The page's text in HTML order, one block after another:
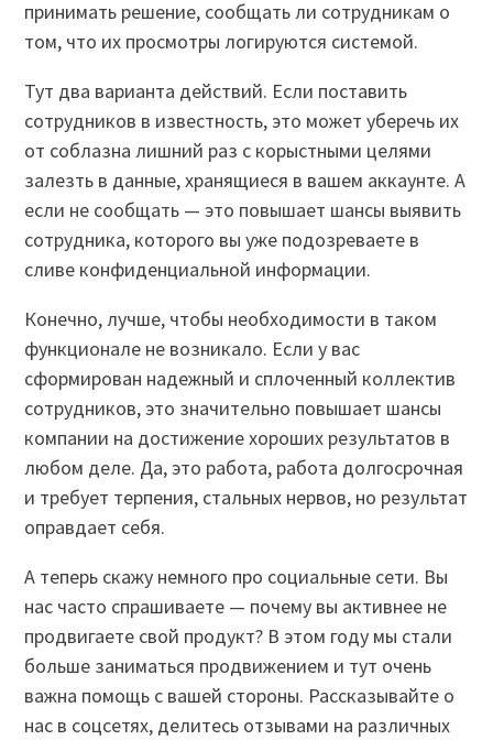
принимать решение, сообщать ли сотрудникам о
том, что их просмотры логируются системой.
Тут два варианта действий. Если поставить
сотрудников в известность, это может уберечь их
от соблазна лишний раз с корыстными целями
залезть в данные, хранящиеся в вашем аккаунте. А
если не сообщать — это повышает шансы выявить
сотрудника, которого вы уже подозреваете в
сливе конфиденциальной информации.
Конечно, лучше, чтобы необходимости в таком
функционале не возникало. Если у вас
сформирован надежный и сплоченный коллектив
сотрудников, это значительно повышает шансы
компании на достижение хороших результатов в
любом деле. Да, это работа, работа долгосрочная
и требует терпения, стальных нервов, но результат
оправдает себя.
А теперь скажу немного про социальные сети. Вы
нас часто спрашиваете — почему вы активнее не
продвигаете свой продукт? В этом году мы стали
больше заниматься продвижением и тут очень
важна помощь с вашей стороны. Рассказывайте о
нас в соцсетях, делитесь отзывами на различных